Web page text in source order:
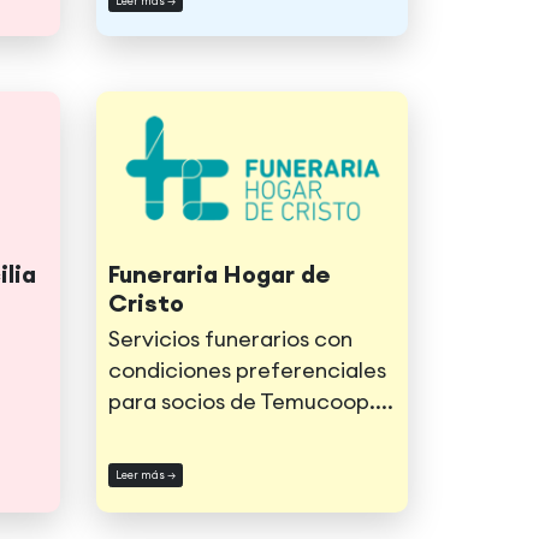
Funeraria Hogar de
Cristo
Servicios funerarios con
condiciones preferenciales
para socios de Temucoop....
Leer más →